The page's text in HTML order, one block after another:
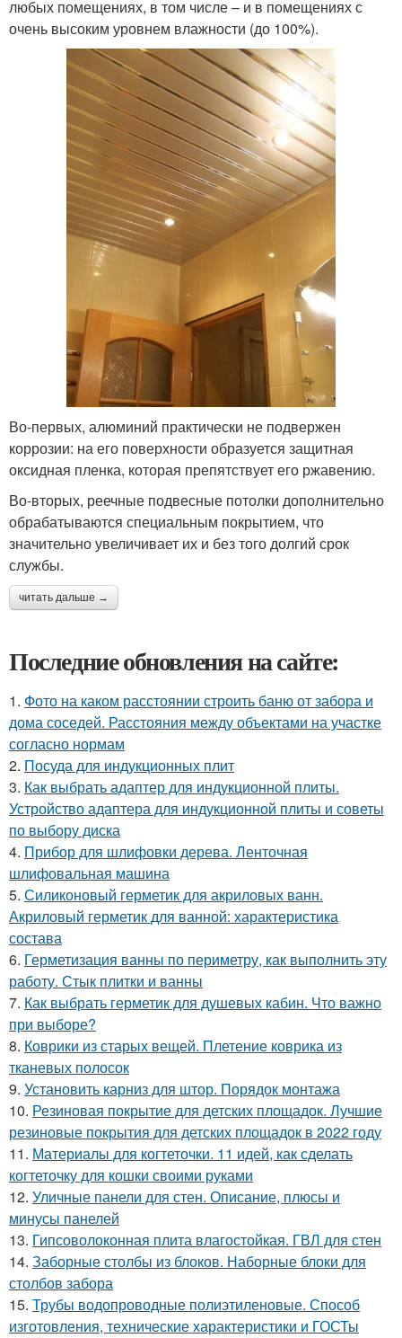
любых помещениях, в том числе – и в помещениях с
очень высоким уровнем влажности (до 100%).
Во-первых, алюминий практически не подвержен
коррозии: на его поверхности образуется защитная
оксидная пленка, которая препятствует его ржавению.
Во-вторых, реечные подвесные потолки дополнительно
обрабатываются специальным покрытием, что
значительно увеличивает их и без того долгий срок
службы.
читать дальше →
Последние обновления на сайте:
1. Фото на каком расстоянии строить баню от забора и
дома соседей. Расстояния между объектами на участке
согласно нормам
2. Посуда для индукционных плит
3. Как выбрать адаптер для индукционной плиты.
Устройство адаптера для индукционной плиты и советы
по выбору диска
4. Прибор для шлифовки дерева. Ленточная
шлифовальная машина
5. Силиконовый герметик для акриловых ванн.
Акриловый герметик для ванной: характеристика
состава
6. Герметизация ванны по периметру, как выполнить эту
работу. Стык плитки и ванны
7. Как выбрать герметик для душевых кабин. Что важно
при выборе?
8. Коврики из старых вещей. Плетение коврика из
тканевых полосок
9. Установить карниз для штор. Порядок монтажа
10. Резиновая покрытие для детских площадок. Лучшие
резиновые покрытия для детских площадок в 2022 году
11. Материалы для когтеточки. 11 идей, как сделать
когтеточку для кошки своими руками
12. Уличные панели для стен. Описание, плюсы и
минусы панелей
13. Гипсоволоконная плита влагостойкая. ГВЛ для стен
14. Заборные столбы из блоков. Наборные блоки для
столбов забора
15. Трубы водопроводные полиэтиленовые. Способ
изготовления, технические характеристики и ГОСТы